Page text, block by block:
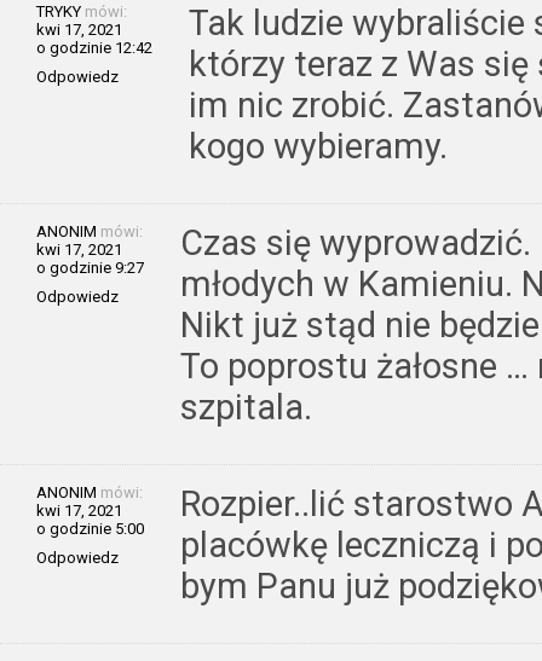
TRYKY mówi:
kwi 17, 2021
o godzinie 12:42
Odpowiedz
Tak ludzie
którzy teraz z Was
im nic zrobić.
kogo wybieramy.
ANONIM mówi:
kwi 17, 2021
o godzinie 9:27
Odpowiedz
Czas się
młodych w Kamieniu.
Nikt już stąd nie
To poprostu żałosne
szpitala.
ANONIM mówi:
kwi 17, 2021
o godzinie 5:00
Odpowiedz
Rozpier..lić starostwo
placówkę leczniczą i
bym Panu już